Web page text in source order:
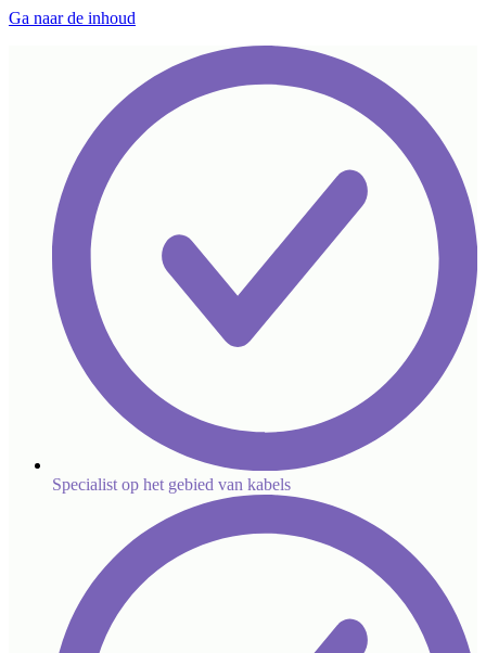
Ga naar de inhoud
Specialist op het gebied van kabels